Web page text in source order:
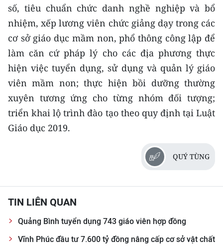
РУССКИЙ
ESPAÑOL
한국어
số, tiêu chuẩn chức danh nghề nghiệp và bổ
nhiệm, xếp lương viên chức giảng dạy trong các
cơ sở giáo dục mầm non, phổ thông công lập để
làm căn cứ pháp lý cho các địa phương thực
hiện việc tuyển dụng, sử dụng và quản lý giáo
viên mầm non; thực hiện bồi dưỡng thường
xuyên tương ứng cho từng nhóm đối tượng;
triển khai lộ trình đào tạo theo quy định tại Luật
Giáo dục 2019.
QUÝ TÙNG
TIN LIÊN QUAN
Quảng Bình tuyển dụng 743 giáo viên hợp đồng
Vĩnh Phúc đầu tư 7.600 tỷ đồng nâng cấp cơ sở vật chất